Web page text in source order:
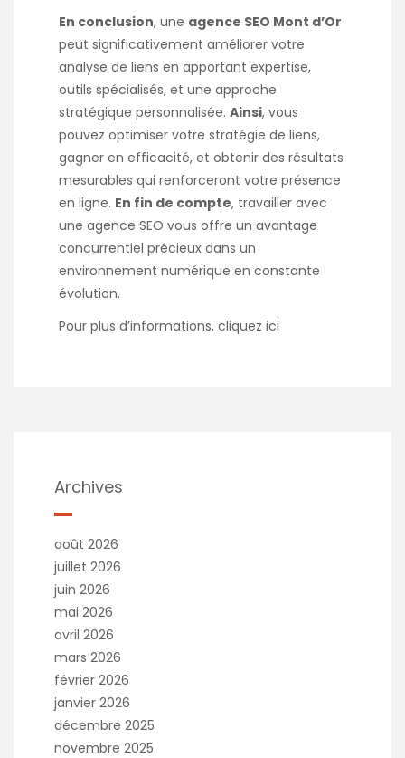
En conclusion, une agence SEO Mont d’Or
peut significativement améliorer votre
analyse de liens en apportant expertise,
outils spécialisés, et une approche
stratégique personnalisée. Ainsi, vous
pouvez optimiser votre stratégie de liens,
gagner en efficacité, et obtenir des résultats
mesurables qui renforceront votre présence
en ligne. En fin de compte, travailler avec
une agence SEO vous offre un avantage
concurrentiel précieux dans un
environnement numérique en constante
évolution.
Pour plus d’informations, cliquez ici
Archives
août 2026
juillet 2026
juin 2026
mai 2026
avril 2026
mars 2026
février 2026
janvier 2026
décembre 2025
novembre 2025